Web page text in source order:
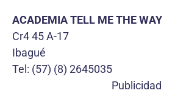
ACADEMIA TELL ME THE WAY
Cr4 45 A-17
Ibagué
Tel: (57) (8) 2645035
Publicidad